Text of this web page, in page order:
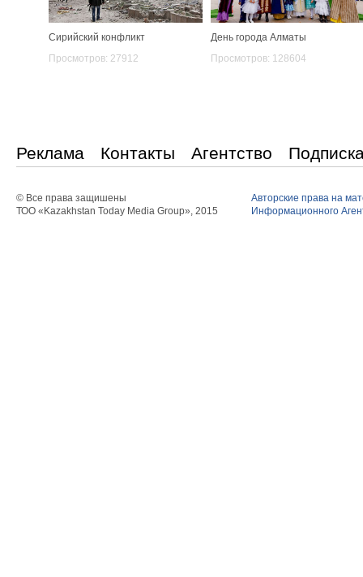
Сирийский конфликт
Просмотров: 27912
День города Алматы
Просмотров: 128604
Реклама Контакты Агентство
© Все права защишены
ТОО «Kazakhstan Today Media Group», 2015
Авторские права на
Информационного